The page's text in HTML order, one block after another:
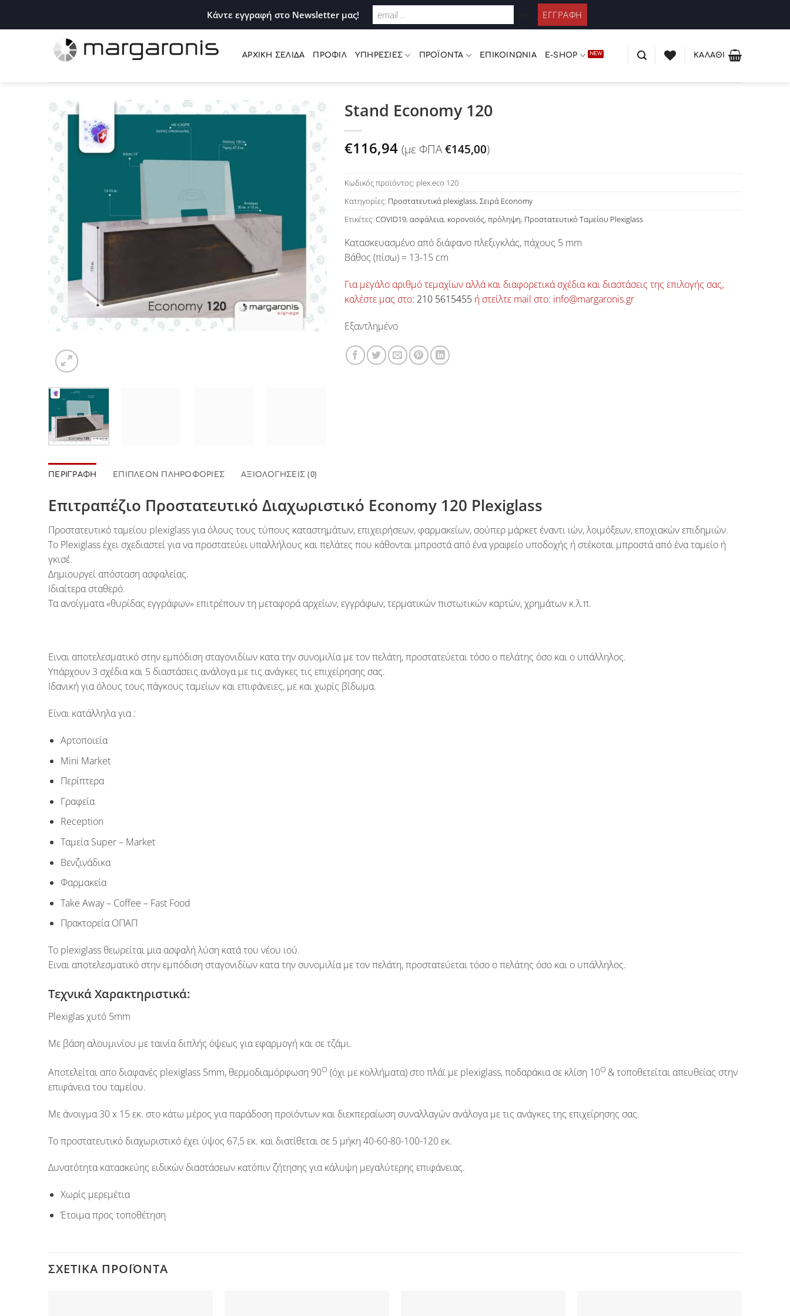
Σύνδεση / Εγγραφή
ΑΡΧΙΚΉ ΣΕΛΊΔΑ ΠΡΟΦΊΛ ΥΠΗΡΕΣΊΕΣ ΠΡΟΪΌΝΤΑ ΕΠΙΚΟΙΝΩΝΊΑ E-SHOP ΚΑΛΆΘΙ
Προσθήκη
στη Λίστα
Επιθυμιών
Stand Economy 120
€116,94 (με ΦΠΑ€145,00)
Κωδικός προϊόντος: plex.eco 120
Κατηγορίες: Προστατευτικά plexiglass,Σειρά Economy
Ετικέτες:COVID19,ασφάλεια, κορονοϊός,πρόληψη, Προστατευτικό Ταμείου Plexiglass
Κατασκευασμένο από διάφανο πλεξιγκλάς, πάχους 5 mm
Βάθος (πίσω) = 13-15 cm
Για μεγάλο αριθμό τεμαχίων αλλά και διαφορετικά σχέδια και διαστάσεις της επιλογής σας,
καλέστε μας στο: 210 5615455 ή στείλτε mail στο: info@margaronis.gr
Εξαντλημένο
ΠΕΡΙΓΡΑΦΉ ΕΠΙΠΛΈΟΝ ΠΛΗΡΟΦΟΡΊΕΣ ΑΞΙΟΛΟΓΉΣΕΙΣ (0)
Επιτραπέζιο Προστατευτικό Διαχωριστικό Economy 120 Plexiglass
Προστατευτικό ταμείου plexiglass για όλους τους τύπους καταστημάτων, επιχειρήσεων, φαρμακείων, σούπερ μάρκετ έναντι ιών, λοιμόξεων, εποχιακών επιδημιών.
Το Plexiglass έχει σχεδιαστεί για να προστατεύει υπαλλήλους και πελάτες που κάθονται μπροστά από ένα γραφείο υποδοχής ή στέκοται μπροστά από ένα ταμείο ή
γκισέ.
Δημιουργεί απόσταση ασφαλείας.
Ιδιαίτερα σταθερό.
Τα ανοίγματα «θυρίδας εγγράφων» επιτρέπουν τη μεταφορά αρχείων, εγγράφων, τερματικών πιστωτικών καρτών, χρημάτων κ.λ.π.
Ειναι αποτελεσματικό στην εμπόδιση σταγονιδίων κατα την συνομιλία με τον πελάτη, προστατεύεται τόσο ο πελάτης όσο και ο υπάλληλος.
Υπάρχουν 3 σχέδια και 5 διαστάσεις ανάλογα με τις ανάγκες τις επιχείρησης σας.
Ιδανική για όλους τους πάγκους ταμείων και επιφάνειες, με και χωρίς βίδωμα.
Είναι κατάλληλα για :
Αρτοποιεία
Mini Market
Περίπτερα
Γραφεία
Reception
Tαμεία Super – Market
Βενζινάδικα
Φαρμακεία
Take Away – Coffee – Fast Food
Πρακτορεία ΟΠΑΠ
Το plexiglass θεωρείται μια ασφαλή λύση κατά του νέου ιού.
Ειναι αποτελεσματικό στην εμπόδιση σταγονιδίων κατα την συνομιλία με τον πελάτη, προστατεύεται τόσο ο πελάτης όσο και ο υπάλληλος.
Τεχνικά Χαρακτηριστικά:
Plexiglas χυτό 5mm
Με βάση αλουμινίου μεταινία διπλής όψεως για εφαρμογή και σετζάμι.
Αποτελείται απο διαφανές plexiglass 5mm, θερμοδιαμόρφωση 90Ο (όχι με κολλήματα) στο πλάϊ με plexiglass, ποδαράκιασε κλίση 10Ο & τοποθετείται απευθείας στην
επιφάνεια του ταμείου.
Με άνοιγμα30 x 15 εκ. στο κάτω μέρος για παράδοση προϊόντων και διεκπεραίωση συναλλαγών ανάλογα με τις ανάγκες της επιχείρησης σας.
Το προστατευτικό διαχωριστικό έχει ύψος 67,5 εκ. και διατίθεται σε 5 μήκη 40-60-80-100-120 εκ.
Δυνατότητα κατασκεύης ειδικών διαστάσεων κατόπιν ζήτησης για κάλυψη μεγαλύτερης επιφάνειας.
Χωρίς μερεμέτια
Έτοιμα προς τοποθέτηση
ΣΧΕΤΙΚΆ ΠΡΟΪΌΝΤΑ
Κάντε εγγραφή στο Newsletter μας!